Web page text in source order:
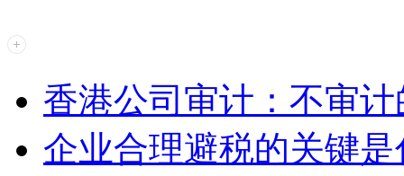
香港公司审计：不审
企业合理避税的关键